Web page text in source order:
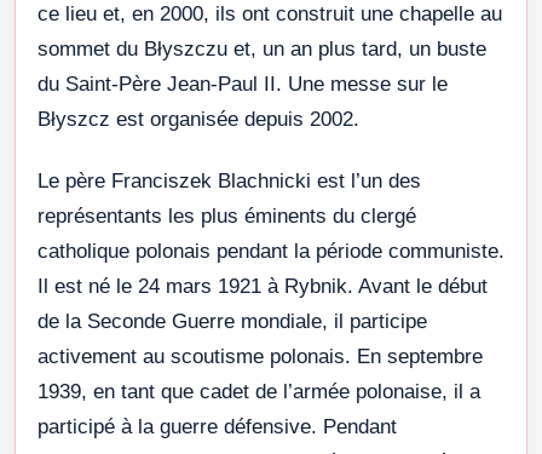
ce lieu et, en 2000, ils ont construit une chapelle au
sommet du Błyszczu et, un an plus tard, un buste
du Saint-Père Jean-Paul II. Une messe sur le
Błyszcz est organisée depuis 2002.
Le père Franciszek Blachnicki est l’un des
représentants les plus éminents du clergé
catholique polonais pendant la période communiste.
Il est né le 24 mars 1921 à Rybnik. Avant le début
de la Seconde Guerre mondiale, il participe
activement au scoutisme polonais. En septembre
1939, en tant que cadet de l’armée polonaise, il a
participé à la guerre défensive. Pendant